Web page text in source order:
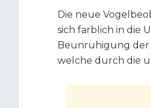
Die neue
sich farblich in die
Beunruhigung der
welche durch die